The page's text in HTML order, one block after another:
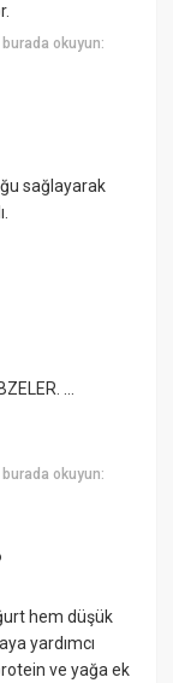
burada okuyun:
sağlayarak
...
burada okuyun:
hem düşük
yardımcı
ve yağa ek